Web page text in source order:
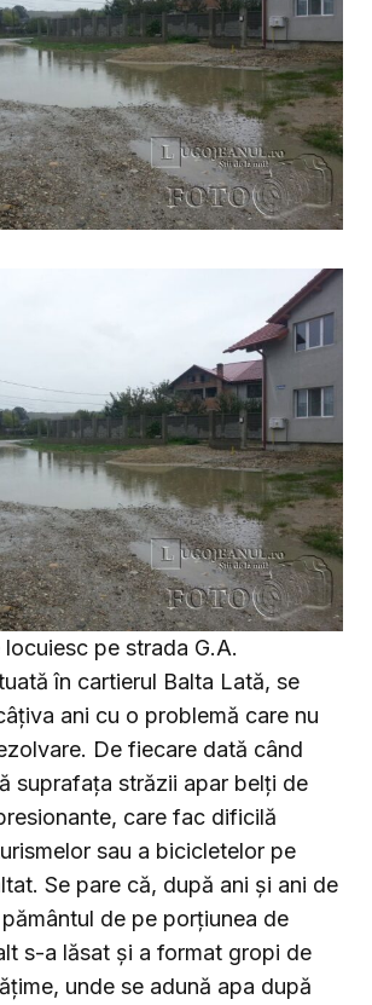
pe strada G.A.
în cartierul Balta Lată, se
ani cu o problemă care nu
De fiecare dată când
suprafața străzii apar belți de
care fac dificilă
sau a bicicletelor pe
Se pare că, după ani și ani de
de pe porțiunea de
s-a lăsat și a format gropi de
unde se adună apa după